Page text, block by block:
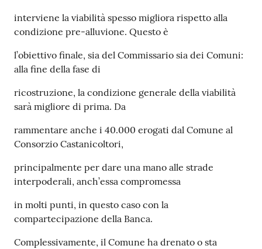
interviene la viabilità spesso migliora rispetto alla
condizione pre-alluvione. Questo è
l’obiettivo finale, sia del Commissario sia dei Comuni:
alla fine della fase di
ricostruzione, la condizione generale della viabilità
sarà migliore di prima. Da
rammentare anche i 40.000 erogati dal Comune al
Consorzio Castanicoltori,
principalmente per dare una mano alle strade
interpoderali, anch’essa compromessa
in molti punti, in questo caso con la
compartecipazione della Banca.
Complessivamente, il Comune ha drenato o sta